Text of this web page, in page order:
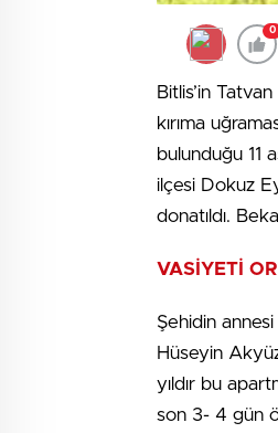
0
Bitlis’in
kırıma
bulunduğu 11
ilçesi Dokuz
donatıldı.
VASİYETİ
Şehidin
Hüseyin
yıldır bu
son 3- 4 gün